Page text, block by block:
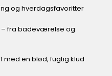
og hverdagsfavoritter
– fra badeværelse og
med en blød, fugtig klud